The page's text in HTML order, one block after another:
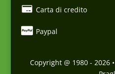
Carta di credito
Paypal
Copyright @ 1980 - 2026